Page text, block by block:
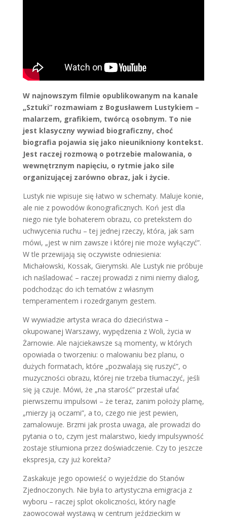
W najnowszym filmie opublikowanym na kanale
„Sztuki” rozmawiam z Bogusławem Lustykiem –
malarzem, grafikiem, twórcą osobnym. To nie
jest klasyczny wywiad biograficzny, choć
biografia pojawia się jako nieunikniony kontekst.
Jest raczej rozmową o potrzebie malowania, o
wewnętrznym napięciu, o rytmie jako sile
organizującej zarówno obraz, jak i życie.
Lustyk nie wpisuje się łatwo w schematy. Maluje konie,
ale nie z powodów ikonograficznych. Koń jest dla
niego nie tyle bohaterem obrazu, co pretekstem do
uchwycenia ruchu – tej jednej rzeczy, która, jak sam
mówi, „jest w nim zawsze i której nie może wyłączyć”.
W tle przewijają się oczywiste odniesienia:
Michałowski, Kossak, Gierymski. Ale Lustyk nie próbuje
ich naśladować – raczej prowadzi z nimi niemy dialog,
podchodząc do ich tematów z własnym
temperamentem i rozedrganym gestem.
W wywiadzie artysta wraca do dzieciństwa –
okupowanej Warszawy, wypędzenia z Woli, życia w
Żarnowie. Ale najciekawsze są momenty, w których
opowiada o tworzeniu: o malowaniu bez planu, o
dużych formatach, które „pozwalają się ruszyć”, o
muzyczności obrazu, której nie trzeba tłumaczyć, jeśli
się ją czuje. Mówi, że „na starość” przestał ufać
pierwszemu impulsowi – że teraz, zanim położy plamę,
„mierzy ją oczami”, a to, czego nie jest pewien,
zamalowuje. Brzmi jak prosta uwaga, ale prowadzi do
pytania o to, czym jest malarstwo, kiedy impulsywność
zostaje stłumiona przez doświadczenie. Czy to jeszcze
ekspresja, czy już korekta?
Zaskakuje jego opowieść o wyjeździe do Stanów
Zjednoczonych. Nie była to artystyczna emigracja z
wyboru – raczej splot okoliczności, który nagle
zaowocował wystawą w centrum jeździeckim w